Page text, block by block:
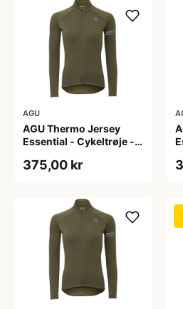
AGU
AGU Thermo Jersey
Essential - Cykeltrøje -
S
375,00 kr